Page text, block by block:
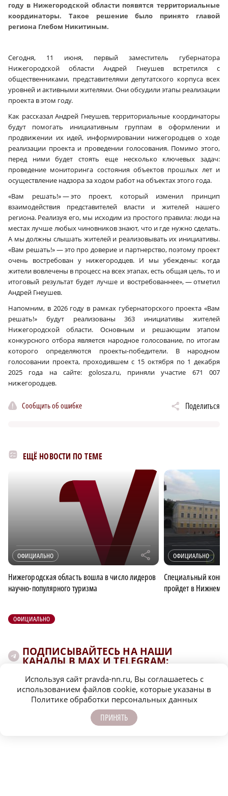
году в Нижегородской области появятся территориальные
координаторы. Такое решение было принято главой
региона Глебом Никитиным.
Сегодня, 11 июня, первый заместитель губернатора
Нижегородской области Андрей Гнеушев встретился с
общественниками, представителями депутатского корпуса всех
уровней и активными жителями. Они обсудили этапы реализации
проекта в этом году.
Как рассказал Андрей Гнеушев, территориальные координаторы
будут помогать инициативным группам в оформлении и
продвижении их идей, информировании нижегородцев о ходе
реализации проекта и проведении голосования. Помимо этого,
перед ними будет стоять еще несколько ключевых задач:
проведение мониторинга состояния объектов прошлых лет и
осуществление надзора за ходом работ на объектах этого года.
«Вам решать!» — это проект, который изменил принцип
взаимодействия представителей власти и жителей нашего
региона. Реализуя его, мы исходим из простого правила: люди на
местах лучше любых чиновников знают, что и где нужно сделать.
А мы должны слышать жителей и реализовывать их инициативы.
«Вам решать!» — это про доверие и партнерство, поэтому проект
очень востребован у нижегородцев. И мы убеждены: когда
жители вовлечены в процесс на всех этапах, есть общая цель, то и
итоговый результат будет лучше и востребованнее», — отметил
Андрей Гнеушев.
Напомним, в 2026 году в рамках губернаторского проекта «Вам
решать!» будут реализованы 363 инициативы жителей
Нижегородской области. Основным и решающим этапом
конкурсного отбора является народное голосование, по итогам
которого определяются проекты-победители. В народном
голосовании проекта, проходившем с 15 октября по 1 декабря
2025 года на сайте: golosza.ru, приняли участие 671 007
нижегородцев.
Сообщить об ошибке Поделиться
ЕЩЁ НОВОСТИ ПО ТЕМЕ
ОФИЦИАЛЬНО r
Нижегородская область вошла в число лидеров
научно-популярного туризма
ОФИЦИАЛЬНО
Специальный
пройдет в Нижнем
ОФИЦИАЛЬНО
ПОДПИСЫВАЙТЕСЬ НА НАШИ
КАНАЛЫ В MAX И TELEGRAM:
НИЖЕГОРОДСКАЯ ПРАВДА
Быстро, честно, точно. И ничего лишнего
Используя сайт pravda-nn.ru, Вы соглашаетесь с
использованием файлов cookie, которые указаны в
Политике обработки персональных данных
ПРИНЯТЬ